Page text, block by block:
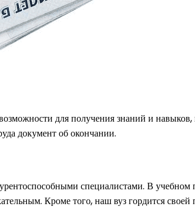
для получения знаний и
документ об окончании.
специалистами. В учебном
Кроме того, наш вуз гордится